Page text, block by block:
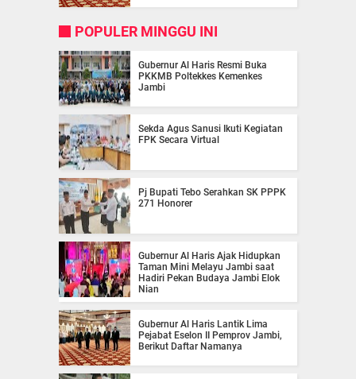
POPULER MINGGU INI
Gubernur Al Haris Resmi Buka
PKKMB Poltekkes Kemenkes
Jambi
Sekda Agus Sanusi Ikuti Kegiatan
FPK Secara Virtual
Pj Bupati Tebo Serahkan SK PPPK
271 Honorer
Gubernur Al Haris Ajak Hidupkan
Taman Mini Melayu Jambi saat
Hadiri Pekan Budaya Jambi Elok
Nian
Gubernur Al Haris Lantik Lima
Pejabat Eselon II Pemprov Jambi,
Berikut Daftar Namanya